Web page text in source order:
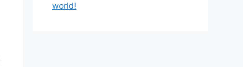
world!